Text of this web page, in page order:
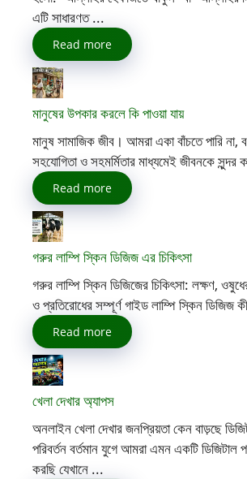
এটি সাধারণত ...
Read more
মানুষের উপকার করলে কি পাওয়া যায়
মানুষ সামাজিক জীব। আমরা একা বাঁচতে পারি
সহযোগিতা ও সহমর্মিতার মাধ্যমেই জীবনকে
Read more
গরুর লাম্পি স্কিন ডিজিজ এর চিকিৎসা
গরুর লাম্পি স্কিন ডিজিজের চিকিৎসা: লক্ষণ,
ও প্রতিরোধের সম্পূর্ণ গাইড লাম্পি স্কিন ডিজিজ
Read more
খেলা দেখার অ্যাপস
অনলাইন খেলা দেখার জনপ্রিয়তা কেন বাড়ছে
পরিবর্তন বর্তমান যুগে আমরা এমন একটি ডিজিটাল
করছি যেখানে ...